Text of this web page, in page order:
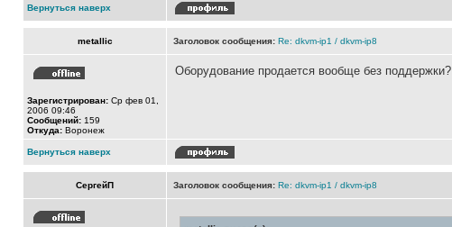
Вернуться наверх
metallic Заголовок сообщения: Re: dkvm-ip1 / dkvm-ip8
Зарегистрирован: Ср фев 01,
2006 09:46
Сообщений: 159
Откуда: Воронеж
Оборудование продается вообще без поддержки?
Вернуться наверх
СергейП Заголовок сообщения: Re: dkvm-ip1 / dkvm-ip8